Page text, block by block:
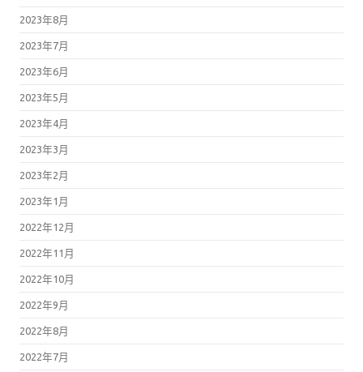
2023年8月
2023年7月
2023年6月
2023年5月
2023年4月
2023年3月
2023年2月
2023年1月
2022年12月
2022年11月
2022年10月
2022年9月
2022年8月
2022年7月